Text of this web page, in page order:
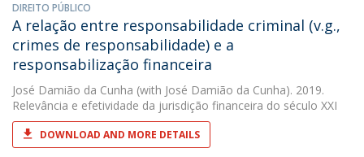
DIREITO PÚBLICO
A relação entre responsabilidade criminal (v.g.,
crimes de responsabilidade) e a
responsabilização financeira
José Damião da Cunha (with José Damião da Cunha). 2019.
Relevância e efetividade da jurisdição financeira do século XXI
DOWNLOAD AND MORE DETAILS